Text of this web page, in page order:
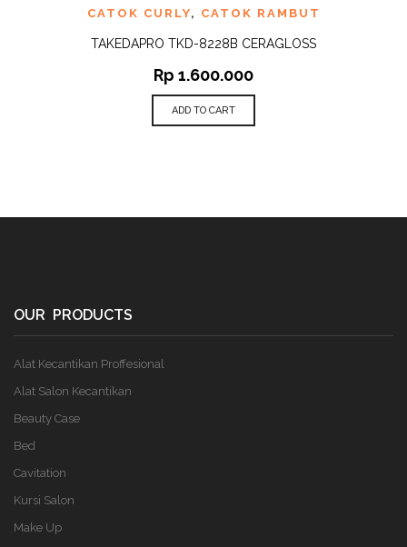
CATOK CURLY, CATOK RAMBUT
TAKEDAPRO TKD-8228B CERAGLOSS
Rp 1.600.000
ADD TO CART
OUR PRODUCTS
Alat Kecantikan Proffesional
Alat Salon Kecantikan
Beauty Case
Bed
Cavitation
Kursi Salon
Make Up